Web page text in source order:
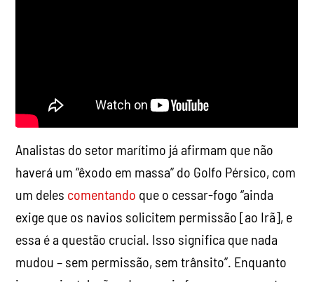
Analistas do setor marítimo já afirmam que não
haverá um “êxodo em massa” do Golfo Pérsico, com
um deles comentando que o cessar-fogo “ainda
exige que os navios solicitem permissão [ao Irã], e
essa é a questão crucial. Isso significa que nada
mudou – sem permissão, sem trânsito”. Enquanto